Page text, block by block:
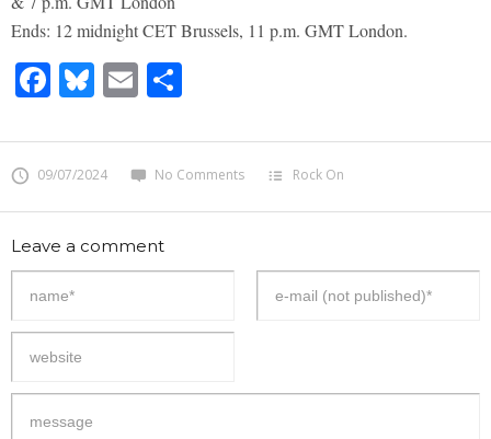
Ends: 12 midnight CET Brussels, 11 p.m. GMT London.
Facebook
Bluesky
Email
09/07/2024 No Comments Rock On
Leave a comment